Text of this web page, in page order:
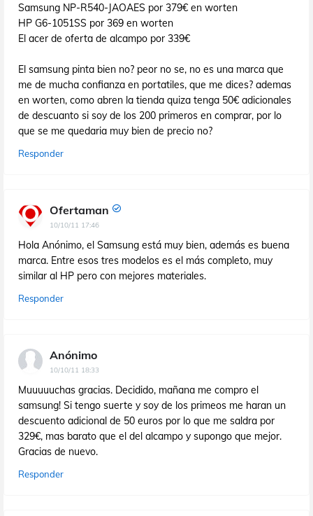
Samsung NP-R540-JAOAES por 379€ en worten
HP G6-1051SS por 369 en worten
El acer de oferta de alcampo por 339€
El samsung pinta bien no? peor no se, no es una marca que
me de mucha confianza en portatiles, que me dices? ademas
en worten, como abren la tienda quiza tenga 50€ adicionales
de descuanto si soy de los 200 primeros en comprar, por lo
que se me quedaria muy bien de precio no?
Responder
Ofertaman
10/10/11 17:46
Hola Anónimo, el Samsung está muy bien, además es buena
marca. Entre esos tres modelos es el más completo, muy
similar al HP pero con mejores materiales.
Responder
Anónimo
10/10/11 18:33
Muuuuuchas gracias. Decidido, mañana me compro el
samsung! Si tengo suerte y soy de los primeos me haran un
descuento adicional de 50 euros por lo que me saldra por
329€, mas barato que el del alcampo y supongo que mejor.
Gracias de nuevo.
Responder